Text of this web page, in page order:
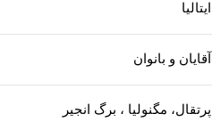
ایتالیا
آقایان و بانوان
پرتقال، مگنولیا ، برگ انجیر